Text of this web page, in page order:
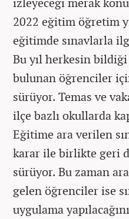
2022 eğitim öğretim
eğitimde sınavlarla
Bu yıl herkesin
bulunan öğrenciler
sürüyor. Temas ve
ilçe bazlı okullarda
Eğitime ara verilen
karar ile birlikte geri
sürüyor. Bu zaman
gelen öğrenciler ise
uygulama